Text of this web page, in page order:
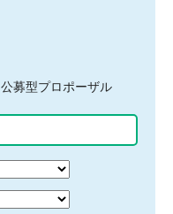
公募型プロポーザル